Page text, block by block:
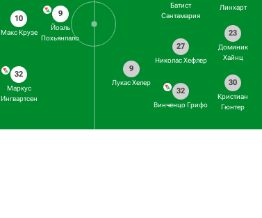
10
Макс Крузе
32
Маркус
Ингвартсен
9
Йоэль
Похьянпало
Линхарт
23
Доминик
Хайнц
30
Кристиан
Гюнтер
Батист
Сантамария
27
Николас Хефлер
32
Винченцо Грифо
9
Лукас Хелер